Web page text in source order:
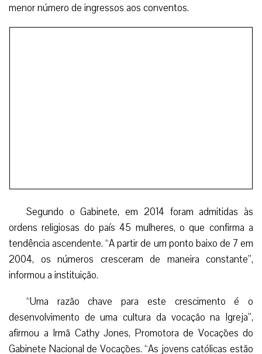
menor número de ingressos aos conventos.
Segundo o Gabinete, em 2014 foram admitidas às
ordens religiosas do país 45 mulheres, o que confirma a
tendência ascendente. “A partir de um ponto baixo de 7 em
2004, os números cresceram de maneira constante”,
informou a instituição.
“Uma razão chave para este crescimento é o
desenvolvimento de uma cultura da vocação na Igreja”,
afirmou a Irmã Cathy Jones, Promotora de Vocações do
Gabinete Nacional de Vocações. “As jovens católicas estão